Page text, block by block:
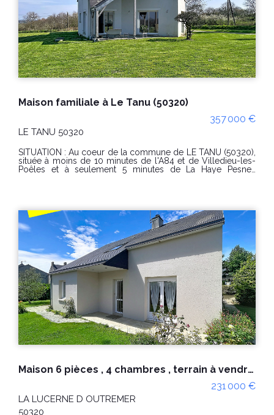
Maison familiale à Le Tanu (50320)
357 000 €
LE TANU 50320
SITUATION : Au coeur de la commune de LE TANU (50320),
située à moins de 10 minutes de l'A84 et de Villedieu-les-
Poêles et à seulement 5 minutes de La Haye Pesnel.
parentale, avec salle d'eau, une buanderie et un garage
avec porte motorisée. À l'étage, une vaste mezzanine en
surplomb du séjour, quatre belles chambres et une salle de
parfaitement exposée, et un jardin offrant offre une vue
dégagée sur de vastes champs. PRIX : 357 000 €
(Honoraires charge vendeur) Réf : 10384LH DPE en date du
19/01/2026 Classe énergie : A (48) Classe climat : A (1)
Montant estimé des dépenses annuelles d'énergie pour un
usage standard : entre 1070€ et 1520€/an Prix moyens des
énergies indexés sur les années 2021, 2022 et 2023
(abonnements compris). "Les informations sur les risques
auxquels ce bien est exposé sont disponibles sur le site
Géorisques : www.georisques.gouv.fr"
Maison 6 pièces , 4 chambres , terrain à vendre à La Lucerne d'Outremer (50320)
231 000 €
LA LUCERNE D OUTREMER
50320